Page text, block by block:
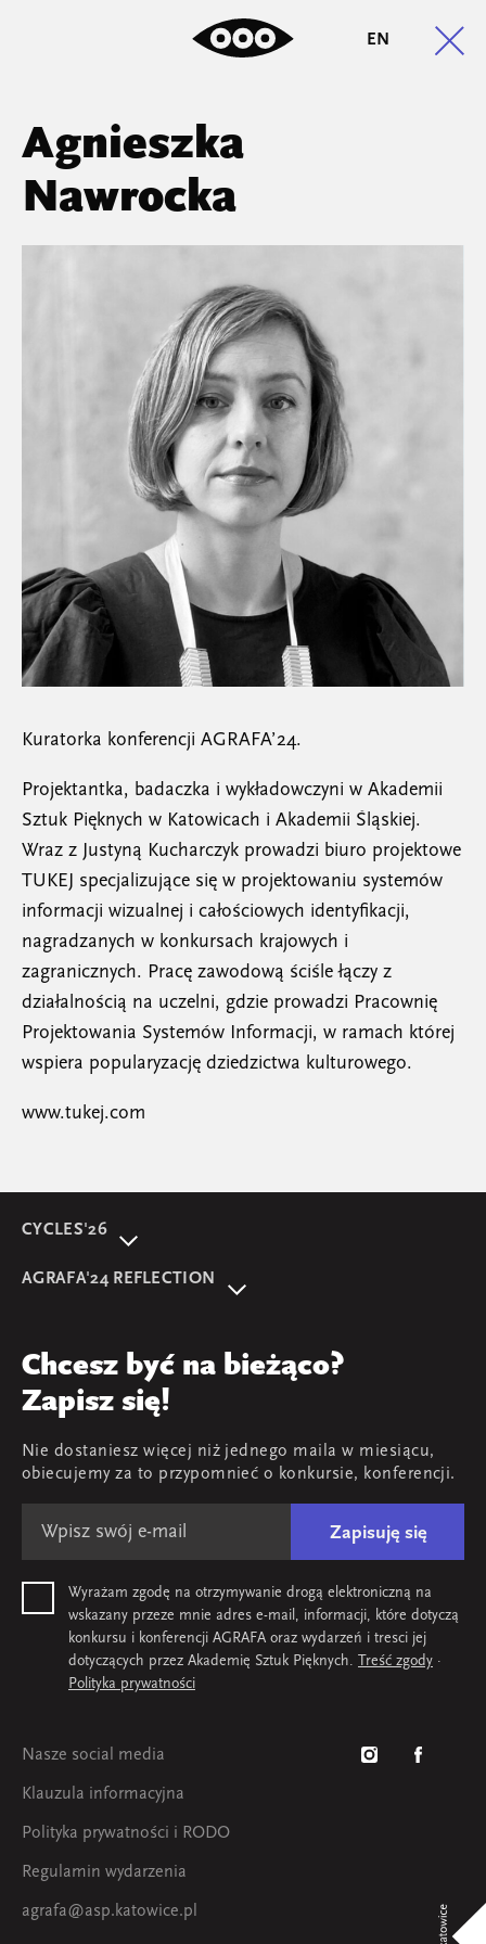
EN
Agnieszka
Nawrocka
Kuratorka konferencji AGRAFA’24.
Projektantka, badaczka i wykładowczyni w Akademii
Sztuk Pięknych w Katowicach i Akademii Śląskiej.
Wraz z Justyną Kucharczyk prowadzi biuro projektowe
TUKEJ specjalizujące się w projektowaniu systemów
informacji wizualnej i całościowych identyfikacji,
nagradzanych w konkursach krajowych i
zagranicznych. Pracę zawodową ściśle łączy z
działalnością na uczelni, gdzie prowadzi Pracownię
Projektowania Systemów Informacji, w ramach której
wspiera popularyzację dziedzictwa kulturowego.
www.tukej.com
CYCLES'26
Przegląd
Young AGRAFA
Mapa i kontakt
AGRAFA'24 REFLECTION
AGRAFA'19. Opportunities
Chcesz być na bieżąco?
Zapisz się!
Nie dostaniesz więcej niż jednego maila w miesiącu,
obiecujemy za to przypomnieć o konkursie, konferencji.
Zapisuję się
Wyrażam zgodę na otrzymywanie drogą elektroniczną na
wskazany przeze mnie adres e-mail, informacji, które dotyczą
konkursu i konferencji AGRAFA oraz wydarzeń i tresci jej
dotyczących przez Akademię Sztuk Pięknych.
Treść zgody ·
Polityka prywatności
Nasze social media
Klauzula informacyjna
Polityka prywatności i RODO
Regulamin wydarzenia
agrafa@asp.katowice.pl